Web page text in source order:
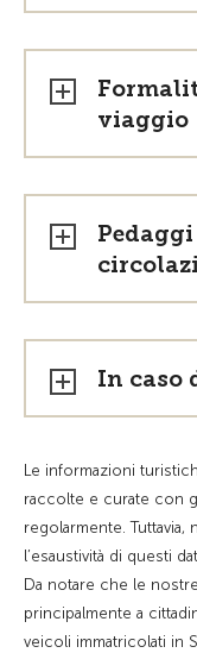
viaggio
In caso
Le informazioni
raccolte e curate con
regolarmente. Tuttavia,
l’esaustività di questi
Da notare che le
principalmente a
veicoli immatricolati in